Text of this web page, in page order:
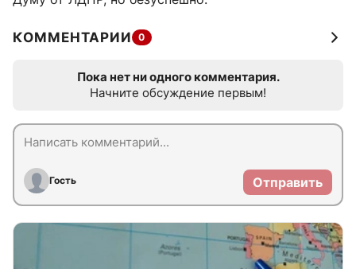
КОММЕНТАРИИ 0
Пока нет ни одного комментария.
Начните обсуждение первым!
Гость Отправить